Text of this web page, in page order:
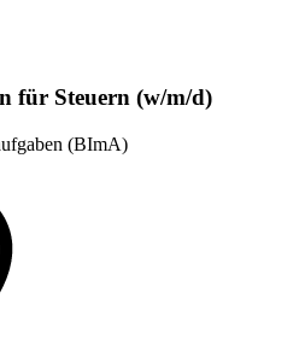
für Steuern (w/m/d)
(BImA)